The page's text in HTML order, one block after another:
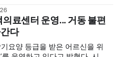
보호기관 관계자와 종사자, 유관
석했으며, 서산시청 관계자, 서
시재가복지협회, 서산시사회복지
기관 관계자들이 함께해 협회
다. 서산시노인주야간보호협회는 서산시 소재
료센터 운영... 거동 불편
다
요양 등급을 받은 어르신을 위